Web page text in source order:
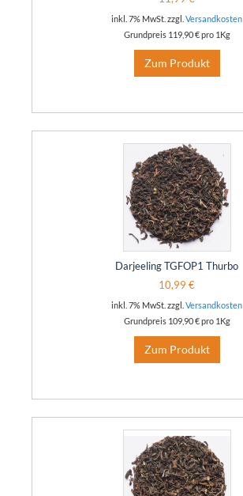
inkl. 7% MwSt. zzgl. Versandkosten
Grundpreis 119,90 €pro 1Kg
Zum Produkt
Darjeeling TGFOP1 Thurbo
10,99 €
inkl. 7% MwSt. zzgl. Versandkosten
Grundpreis 109,90 €pro 1Kg
Zum Produkt